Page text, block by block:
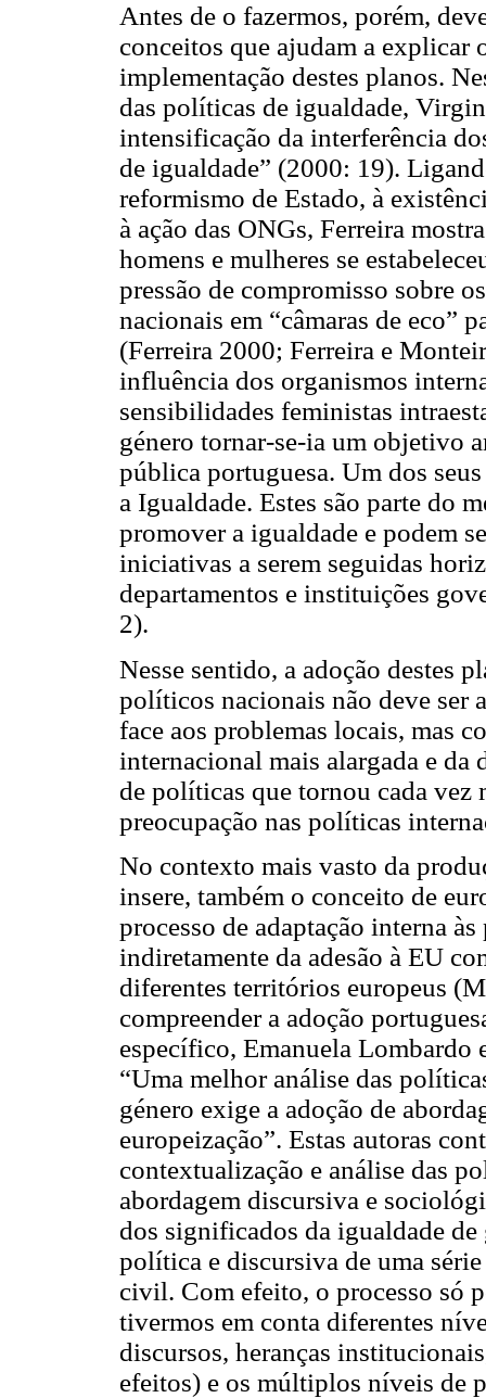
Antes de o fazermos, porém,
conceitos que ajudam a explicar
implementação destes planos.
das políticas de igualdade,
intensificação da interferência
de igualdade” (2000: 19).
reformismo de Estado, à
à ação das ONGs, Ferreira
homens e mulheres se
pressão de compromisso sobre
nacionais em “câmaras de eco”
(Ferreira 2000; Ferreira e
influência dos organismos
sensibilidades feministas
género tornar-se-ia um objetivo
pública portuguesa. Um dos
a Igualdade. Estes são parte do
promover a igualdade e podem
iniciativas a serem seguidas
departamentos e instituições
2).
Nesse sentido, a adoção destes
políticos nacionais não deve ser
face aos problemas locais, mas
internacional mais alargada e da
de políticas que tornou cada vez
preocupação nas políticas
No contexto mais vasto da
insere, também o conceito de
processo de adaptação interna
indiretamente da adesão à EU
diferentes territórios europeus
compreender a adoção
específico, Emanuela
“Uma melhor análise das
género exige a adoção de
europeização”. Estas autoras
contextualização e análise das
abordagem discursiva e
dos significados da igualdade de
política e discursiva de uma
civil. Com efeito, o processo só
tivermos em conta diferentes
discursos, heranças
efeitos) e os múltiplos níveis de